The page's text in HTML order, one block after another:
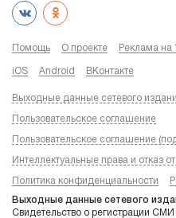
Помощь О проекте Реклама на
iOS Android ВКонтакте
Выходные данные сетевого
Пользовательское соглашение
Пользовательское соглашение
Интеллектуальные права и отказ от
Политика конфиденциальности
Выходные данные сетевого
Свидетельство о регистрации